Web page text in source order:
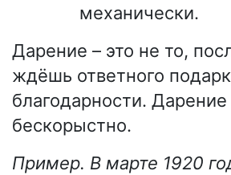
механически.
Дарение – это не то,
ждёшь ответного
благодарности. Дарение
бескорыстно.
Пример. В марте 1920